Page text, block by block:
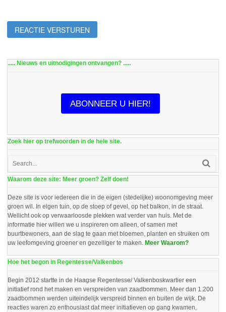
..... Nieuws en uitnodigingen ontvangen? .....
ABONNEER U HIER!
Zoek hier op trefwoorden in de hele site.
Waarom deze site: Meer groen? Zelf doen!
Deze site is voor iedereen die in de eigen (stedelijke) woonomgeving meer
groen wil. In eigen tuin, op de stoep of gevel, op het balkon, in de straat.
Wellicht ook op verwaarloosde plekken wat verder van huis. Met de
informatie hier willen we u inspireren om alleen, of samen met
buurtbewoners, aan de slag te gaan met bloemen, planten en struiken om
uw leefomgeving groener en gezelliger te maken. Meer Waarom?
Hoe het begon in Regentesse/Valkenbos
Begin 2012 startte in de Haagse Regentesse/ Valkenboskwartier een
initiatief rond het maken en verspreiden van zaadbommen. Meer dan 1.200
zaadbommen werden uiteindelijk verspreid binnen en buiten de wijk. De
reacties waren zo enthousiast dat meer initiatieven op gang kwamen,